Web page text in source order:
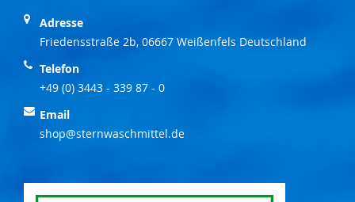
Adresse
Friedensstraße 2b, 06667 Weißenfels Deutschland
Telefon
+49 (0) 3443 - 339 87 - 0
Email
shop@sternwaschmittel.de